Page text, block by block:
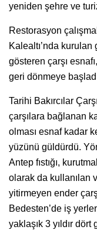
yeniden şehre ve
Restorasyon
Kalealtı’nda
gösteren çarşı
geri dönmeye
Tarihi Bakırcılar
çarşılara bağlanan
olması esnaf kadar
yüzünü güldürdü.
Antep fıstığı,
olarak da kullanılan
yitirmeyen ender
Bedesten’de iş
yaklaşık 3 yıldır